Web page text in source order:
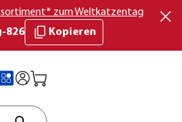
zum Weltkatzentag
826
Kopieren